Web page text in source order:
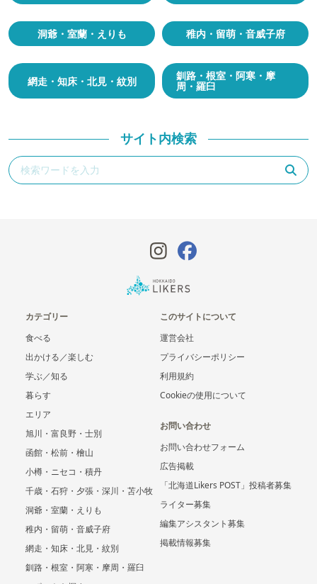
洞爺・室蘭・えりも 稚内・留萌・音威子府
網走・知床・北見・紋別 釧路・根室・阿寒・摩
周・羅臼
サイト内検索
カテゴリー
食べる
出かける／楽しむ
学ぶ／知る
暮らす
エリア
旭川・富良野・士別
函館・松前・檜山
小樽・ニセコ・積丹
千歳・石狩・夕張・深川・苫小牧
洞爺・室蘭・えりも
稚内・留萌・音威子府
網走・知床・北見・紋別
釧路・根室・阿寒・摩周・羅臼
このサイトについて
運営会社
プライバシーポリシー
利用規約
Cookieの使用について
お問い合わせ
お問い合わせフォーム
広告掲載
「北海道Likers POST」投稿者募集
ライター募集
編集アシスタント募集
掲載情報募集